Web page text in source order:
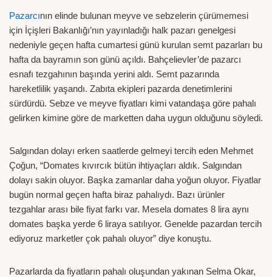
Pazarcının elinde bulunan meyve ve sebzelerin çürümemesi
için İçişleri Bakanlığı’nın yayınladığı halk pazarı genelgesi
nedeniyle geçen hafta cumartesi günü kurulan semt pazarları bu
hafta da bayramın son günü açıldı. Bahçelievler’de pazarcı
esnafı tezgahının başında yerini aldı. Semt pazarında
hareketlilik yaşandı. Zabıta ekipleri pazarda denetimlerini
sürdürdü. Sebze ve meyve fiyatları kimi vatandaşa göre pahalı
gelirken kimine göre de marketten daha uygun olduğunu söyledi.
Salgından dolayı erken saatlerde gelmeyi tercih eden Mehmet
Çoğun, “Domates kıvırcık bütün ihtiyaçları aldık. Salgından
dolayı sakin oluyor. Başka zamanlar daha yoğun oluyor. Fiyatlar
bugün normal geçen hafta biraz pahalıydı. Bazı ürünler
tezgahlar arası bile fiyat farkı var. Mesela domates 8 lira aynı
domates başka yerde 6 liraya satılıyor. Genelde pazardan tercih
ediyoruz marketler çok pahalı oluyor” diye konuştu.
Pazarlarda da fiyatların pahalı oluşundan yakınan Selma Okar,